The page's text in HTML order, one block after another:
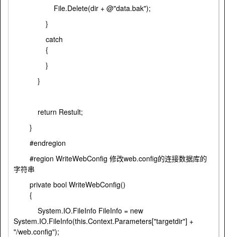
File.Delete(dir + @"data.bak");
}
catch
{
}
}
return Restult;
}
#endregion
#region WriteWebConfig 修改web.config的连接数据库的
字符串
private bool WriteWebConfig()
{
System.IO.FileInfo FileInfo = new
System.IO.FileInfo(this.Context.Parameters["targetdir"] +
"/web.config");